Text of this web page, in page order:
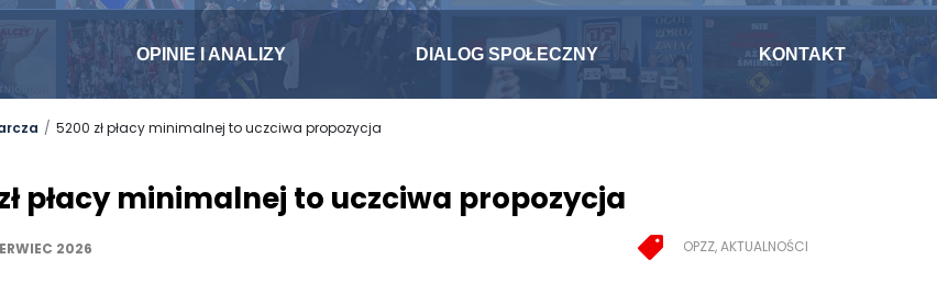
OPINIE I ANALIZY DIALOG SPOŁECZNY KONTAKT
5200 zł płacy minimalnej to uczciwa propozycja
płacy minimalnej to uczciwa propozycja
2026 OPZZ, AKTUALNOŚCI